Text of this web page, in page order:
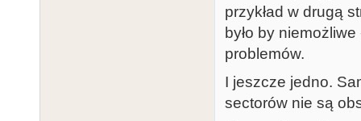
przykład w drugą
było by
problemów.
I jeszcze jedno.
sectorów nie są